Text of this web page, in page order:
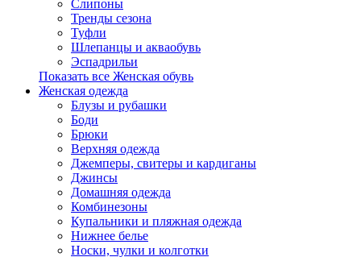
Слипоны
Тренды сезона
Туфли
Шлепанцы и акваобувь
Эспадрильи
Показать все Женская обувь
Женская одежда
Блузы и рубашки
Боди
Брюки
Верхняя одежда
Джемперы, свитеры и кардиганы
Джинсы
Домашняя одежда
Комбинезоны
Купальники и пляжная одежда
Нижнее белье
Носки, чулки и колготки